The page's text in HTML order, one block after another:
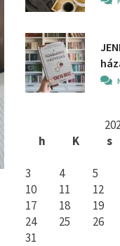
h
K s
3
4 5
10
11 12
17
18 19
24
25 26
31